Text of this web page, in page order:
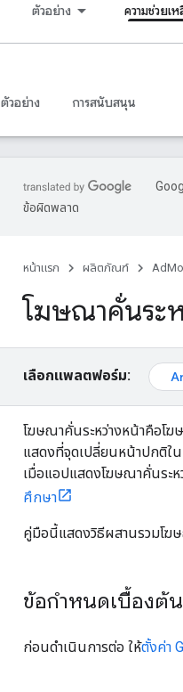
ตัวอย่าง ความช่วยเ
ตัวอย่าง การสนับสนุน
ข้อผิดพลาด
หน้าแรก ผลิตภัณฑ์
โฆษณาคั่นระ
เลือกแพลตฟอร์ม:
โฆษณาคั่นระหว่างหน้าคือโ
แสดงที่จุดเปลี่ยนหน้าปกติใน
เมื่อแอปแสดงโฆษณาคั่นระห
ศึกษา
คู่มือนี้แสดงวิธีผสานรวมโฆ
ข้อกำหนดเบื้องต้น
ก่อนดำเนินการต่อ ให้ตั้งค่า